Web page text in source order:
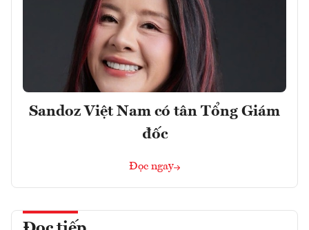
Sandoz Việt Nam có tân Tổng Giám
đốc
Đọc ngay